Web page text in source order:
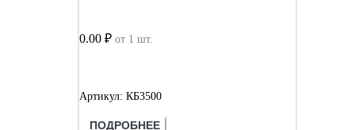
0.00 ₽ от 1 шт.
Артикул: КБ3500
ПОДРОБНЕЕ